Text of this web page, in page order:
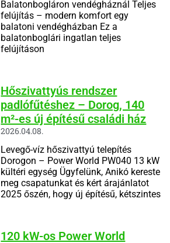
Balatonbogláron vendégháznál Teljes
felújítás – modern komfort egy
balatoni vendégházban Ez a
balatonboglári ingatlan teljes
felújításon
Hőszivattyús rendszer
padlófűtéshez – Dorog, 140
m²-es új építésű családi ház
2026.04.08.
Levegő-víz hőszivattyú telepítés
Dorogon – Power World PW040 13 kW
kültéri egység Ügyfelünk, Anikó kereste
meg csapatunkat és kért árajánlatot
2025 őszén, hogy új építésű, kétszintes
120 kW-os Power World